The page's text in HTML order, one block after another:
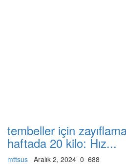
tembeller için
haftada 20 kilo: Hız...
mttsus Aralık 2, 2024 0 688